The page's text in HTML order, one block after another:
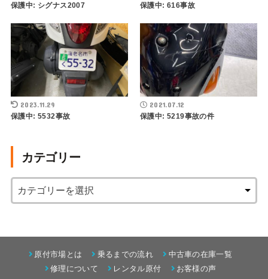
保護中: シグナス2007 保護中: 616事故
2023.11.29
保護中: 5532事故
2021.07.12
保護中: 5219事故の件
カテゴリー
原付市場とは 乗るまでの流れ
中古車の在庫一覧
修理について
レンタル原付
お客様の声